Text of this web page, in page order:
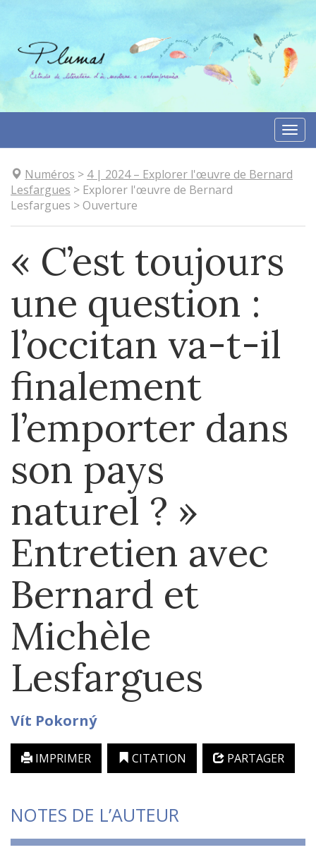
contenu
Numéros > 4| 2024– Explorer l'œuvre de Bernard
Lesfargues > Explorer l'œuvre de Bernard
Lesfargues >Ouverture
« C’est toujours
une question :
l’occitan va-t-il
finalement
l’emporter dans
son pays
naturel ? »
Entretien avec
Bernard et
Michèle
Lesfargues
Vít Pokorný
IMPRIMER CITATION PARTAGER
NOTES DE L’AUTEUR